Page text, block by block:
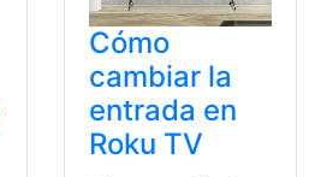
Cómo
cambiar la
entrada en
Roku TV